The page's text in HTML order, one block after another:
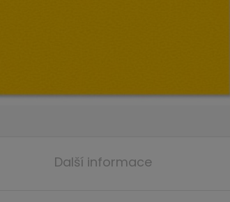
Další informace